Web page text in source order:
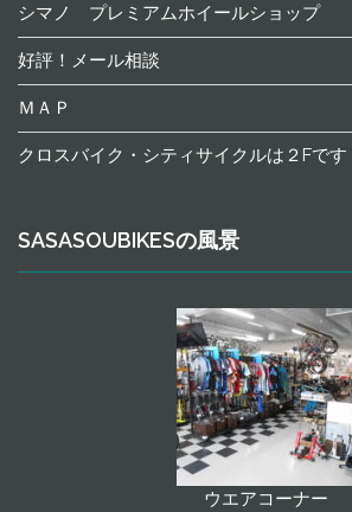
シマノ プレミアムホイールショップ
好評！メール相談
ＭＡＰ
クロスバイク・シティサイクルは２Fです
SASASOUBIKESの風景
ウエアコーナー